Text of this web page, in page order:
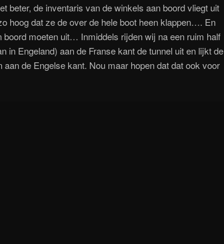
beter, de inventaris van de winkels aan boord vliegt uit
hoog dat ze de over de hele boot heen klappen…. En
boord moeten uit… Inmiddels rijden wij na een ruim half
in Engeland) aan de Franse kant de tunnel uit en lijkt de
de Engelse kant. Nou maar hopen dat dat ook voor